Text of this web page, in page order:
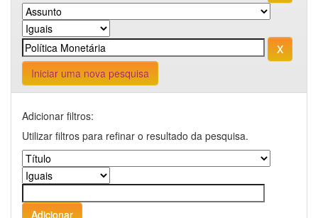
Iniciar uma nova pesquisa
Adicionar filtros:
Utilizar filtros para refinar o resultado da pesquisa.